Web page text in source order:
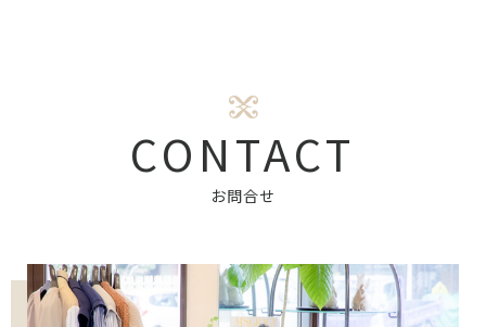
CONTACT
お問合せ